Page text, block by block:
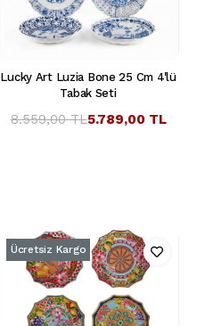
Lucky Art Luzia Bone 25 Cm 4'lü
Tabak Seti
5.789,00 TL
8.559,00 TL
Ücretsiz Kargo